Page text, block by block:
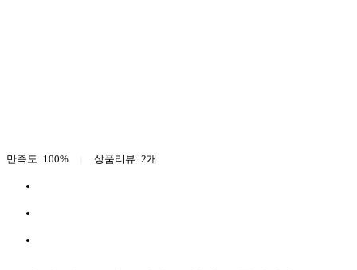
만족도: 100% 상품리뷰: 2개